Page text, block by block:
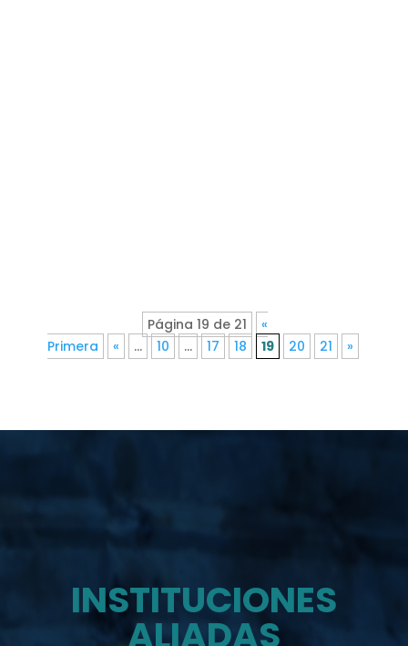
Página 19 de 21
«
Primera
« ... 10 ... 17 18 19 20 21 »
INSTITUCIONES
ALIADAS